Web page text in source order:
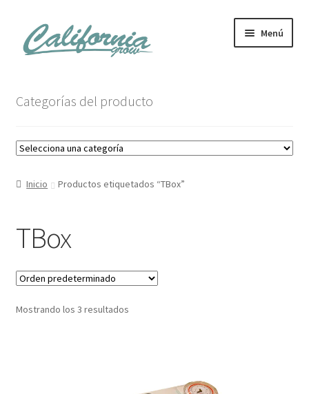
al
contenido
Menú
Carrito
Mi cuenta
Categorías del producto
Inicio Productos etiquetados “TBox”
TBox
Mostrando los 3 resultados